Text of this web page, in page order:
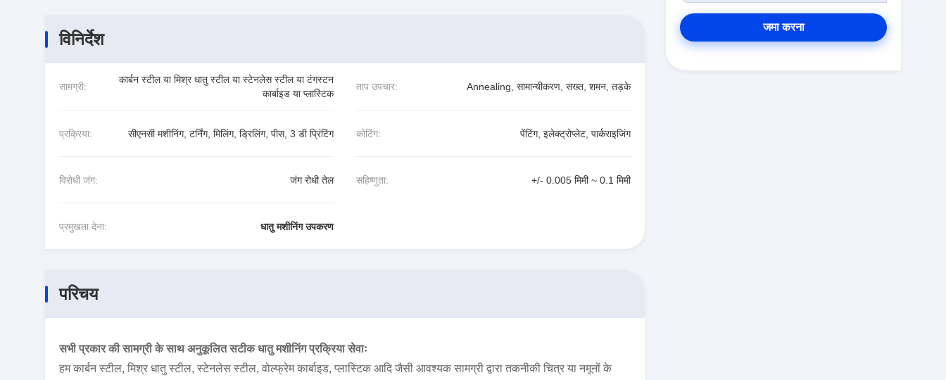
विनिर्देश
सामग्री:
कार्बन स्टील या मिश्र धातु स्टील या स्टेनलेस स्टील या टंगस्टन
कार्बाइड या प्लास्टिक
ताप उपचार: Annealing, सामान्यीकरण, सख्त, शमन, तड़के
प्रक्रिया: सीएनसी मशीनिंग, टर्निंग, मिलिंग, ड्रिलिंग, पीस, 3 डी प्रिंटिंग कोटिंग: पेंटिंग, इलेक्ट्रोप्लेट, पार्कराइजिंग
विरोधी जंग: जंग रोधी तेल सहिष्णुता: +/- 0.005 मिमी ~ 0.1 मिमी
प्रमुखता देना: धातु मशीनिंग उपकरण
परिचय
सभी प्रकार की सामग्री के साथ अनुकूलित सटीक धातु मशीनिंग प्रक्रिया सेवाः
हम कार्बन स्टील, मिश्र धातु स्टील, स्टेनलेस स्टील, वोल्फ्रेम कार्बाइड, प्लास्टिक आदि जैसी आवश्यक सामग्री द्वारा तकनीकी चित्र या नमूनों के
जमा करना